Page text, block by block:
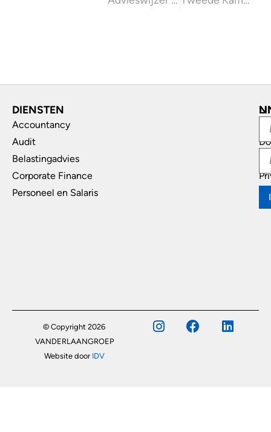
DIENSTEN
Accountancy
Audit
Belastingadvies
Corporate Finance
Personeel en Salaris
© Copyright 2026
VANDERLAANGROEP
Website door IDV